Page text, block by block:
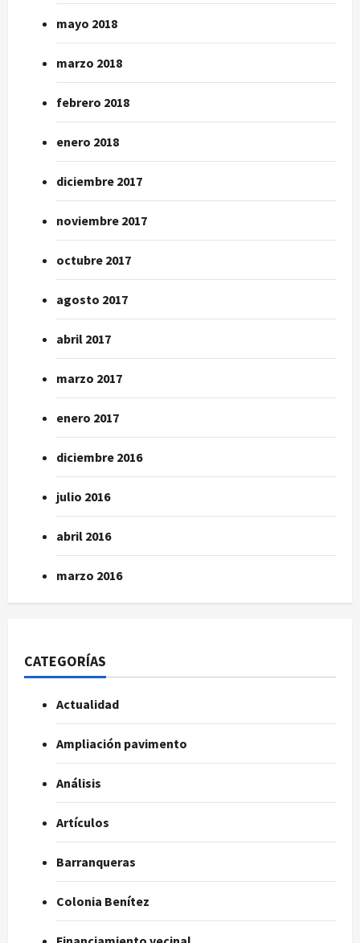
mayo 2018
marzo 2018
febrero 2018
enero 2018
diciembre 2017
noviembre 2017
octubre 2017
agosto 2017
abril 2017
marzo 2017
enero 2017
diciembre 2016
julio 2016
abril 2016
marzo 2016
CATEGORÍAS
Actualidad
Ampliación pavimento
Análisis
Artículos
Barranqueras
Colonia Benítez